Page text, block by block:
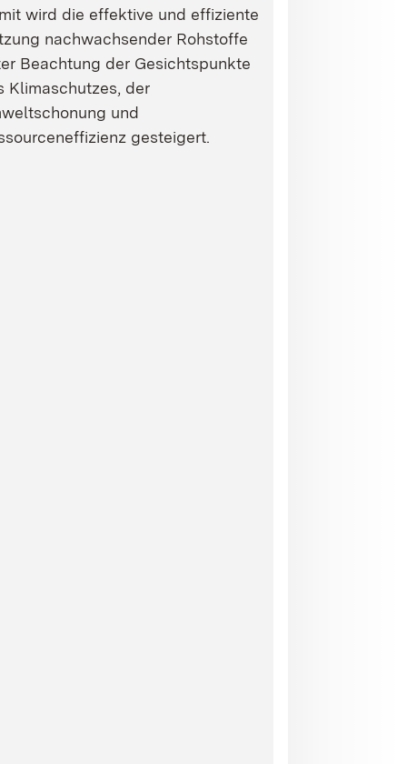
wird die effektive und effiziente
nachwachsender Rohstoffe
Beachtung der Gesichtspunkte
Klimaschutzes, der
und
gesteigert.